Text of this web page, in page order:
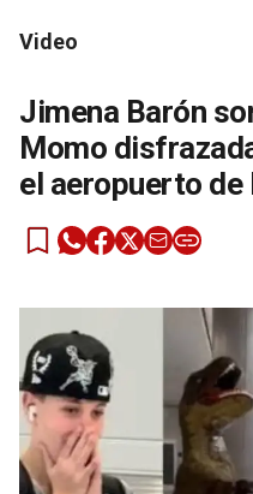
Video
Jimena Barón
Momo
el aeropuerto de